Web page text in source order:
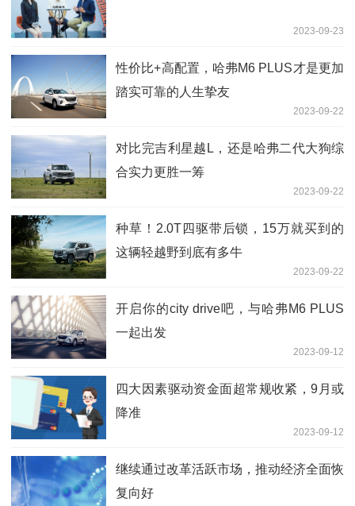
2023-09-23
性价比+高配置，哈弗M6 PLUS才是更加
踏实可靠的人生挚友
2023-09-22
对比完吉利星越L，还是哈弗二代大狗综
合实力更胜一筹
2023-09-22
种草！2.0T四驱带后锁，15万就买到的
这辆轻越野到底有多牛
2023-09-22
开启你的city drive吧，与哈弗M6 PLUS
一起出发
2023-09-12
四大因素驱动资金面超常规收紧，9月或
降准
2023-09-12
继续通过改革活跃市场，推动经济全面恢
复向好